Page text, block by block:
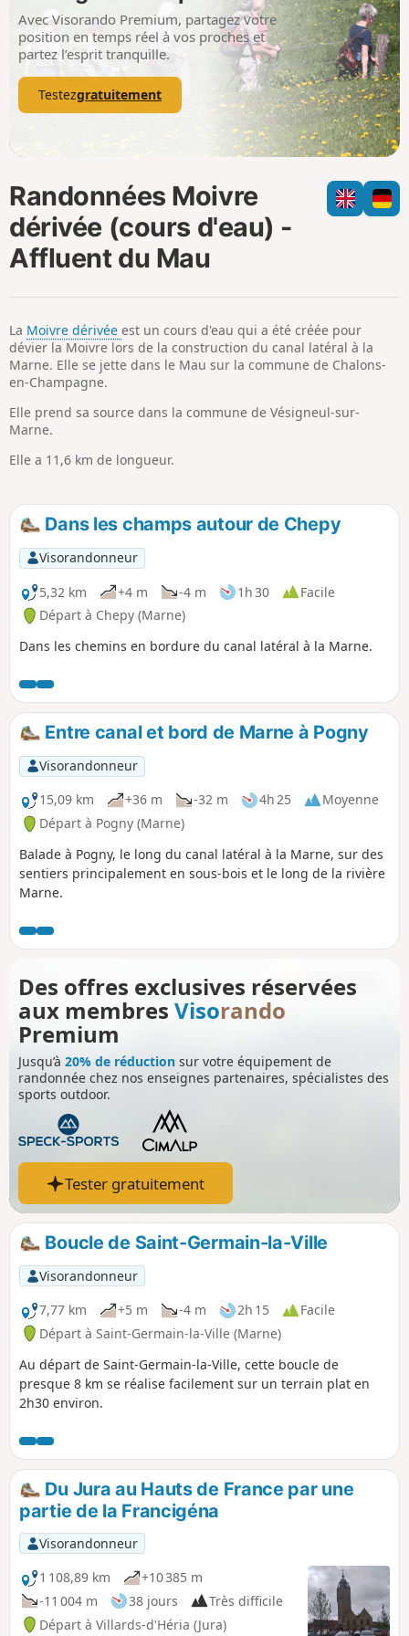
m
p
i
Avec Visorando Premium, partagez votre
position en temps réel à vos proches et
partez l’esprit tranquille.
Testezgratuitement
Randonnées Moivre
dérivée (cours d'eau) -
Affluent du Mau
La Moivre dérivée est un cours d'eau qui a été créée pour
dévier la Moivre lors de la construction du canal latéral à la
Marne. Elle se jette dans le Mau sur la commune de Chalons-
en-Champagne.
Elle prend sa source dans la commune de Vésigneul-sur-
Marne.
Elle a 11,6 km de longueur.
Dans les champs autour de Chepy
Visorandonneur
5,32 km
+4 m -4 m 1h 30
Facile
Départ à Chepy (Marne)
Dans les chemins en bordure du canal latéral à la Marne.
Entre canal et bord de Marne à Pogny
Visorandonneur
15,09 km
+36 m -32 m 4h 25
Moyenne
Départ à Pogny (Marne)
Balade à Pogny, le long du canal latéral à la Marne, sur des
sentiers principalement en sous-bois et le long de la rivière
Marne.
Des offres exclusives réservées
aux membres Visorando
Premium
Jusqu’à 20% de réduction sur votre équipement de
randonnée chez nos enseignes partenaires, spécialistes des
sports outdoor.
Tester gratuitement
Boucle de Saint-Germain-la-Ville
Visorandonneur
7,77 km
+5 m -4 m 2h 15
Facile
Départ à Saint-Germain-la-Ville (Marne)
Au départ de Saint-Germain-la-Ville, cette boucle de
presque 8 km se réalise facilement sur un terrain plat en
2h30 environ.
Du Jura au Hauts de France par une
partie de la Francigéna
Visorandonneur
1 108,89 km
+10 385 m
-11 004 m
38 jours
Très difficile
Départ à Villards-d'Héria (Jura)